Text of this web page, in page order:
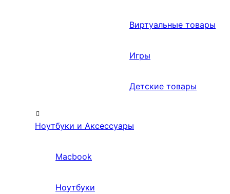
Виртуальные товары
Игры
Детские товары
Ноутбуки и Аксессуары
Macbook
Ноутбуки